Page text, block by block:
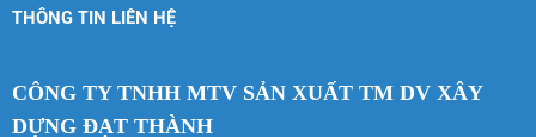
THÔNG TIN LIÊN HỆ
CÔNG TY TNHH MTV SẢN XUẤT TM DV XÂY
DỰNG ĐẠT THÀNH